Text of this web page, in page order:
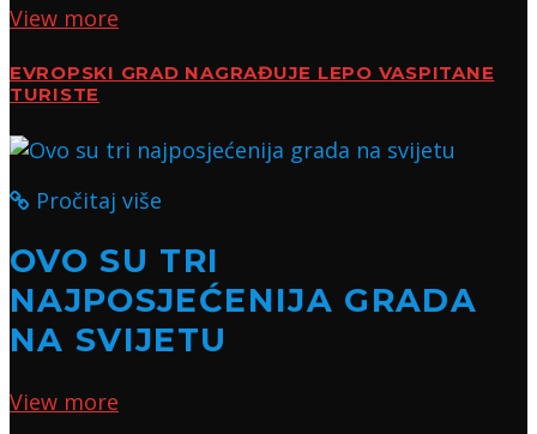
View more
EVROPSKI GRAD NAGRAĐUJE LEPO VASPITANE
TURISTE
Pročitaj više
OVO SU TRI
NAJPOSJEĆENIJA GRADA
NA SVIJETU
View more